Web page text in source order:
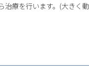
治療を行います。(大きく